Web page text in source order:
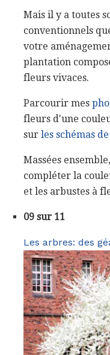
Mais il y a toutes
conventionnels
votre
plantation
fleurs vivaces.
Parcourir mes
fleurs d'une
sur les schémas
Massées ensemble,
compléter la
et les arbustes à
09 sur 11
Les arbres: des